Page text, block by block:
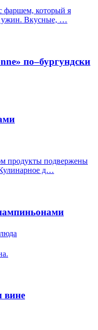
фаршем, который я
ужин. Вкусные, …
по–бургундски
продукты подвержены
д…
вине